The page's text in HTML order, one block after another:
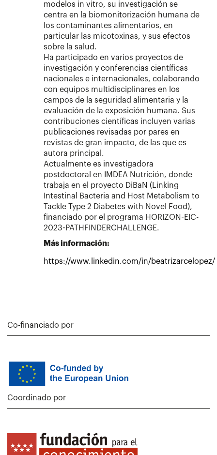
modelos in vitro, su investigación se
centra en la biomonitorización humana de
los contaminantes alimentarios, en
particular las micotoxinas, y sus efectos
sobre la salud.
Ha participado en varios proyectos de
investigación y conferencias científicas
nacionales e internacionales, colaborando
con equipos multidisciplinares en los
campos de la seguridad alimentaria y la
evaluación de la exposición humana. Sus
contribuciones científicas incluyen varias
publicaciones revisadas por pares en
revistas de gran impacto, de las que es
autora principal.
Actualmente es investigadora
postdoctoral en IMDEA Nutrición, donde
trabaja en el proyecto DiBaN (Linking
Intestinal Bacteria and Host Metabolism to
Tackle Type 2 Diabetes with Novel Food),
financiado por el programa HORIZON-EIC-
2023-PATHFINDERCHALLENGE.
Más información:
https://www.linkedin.com/in/beatrizarcelopez/
Co-financiado por
Coordinado por